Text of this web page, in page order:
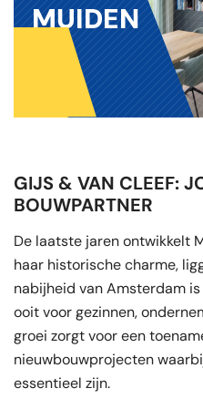
MUIDEN
GIJS & VAN CLEEF:
BOUWPARTNER
De laatste jaren ontwikkelt
haar historische charme,
nabijheid van Amsterdam
ooit voor gezinnen,
groei zorgt voor een
nieuwbouwprojecten
essentieel zijn.